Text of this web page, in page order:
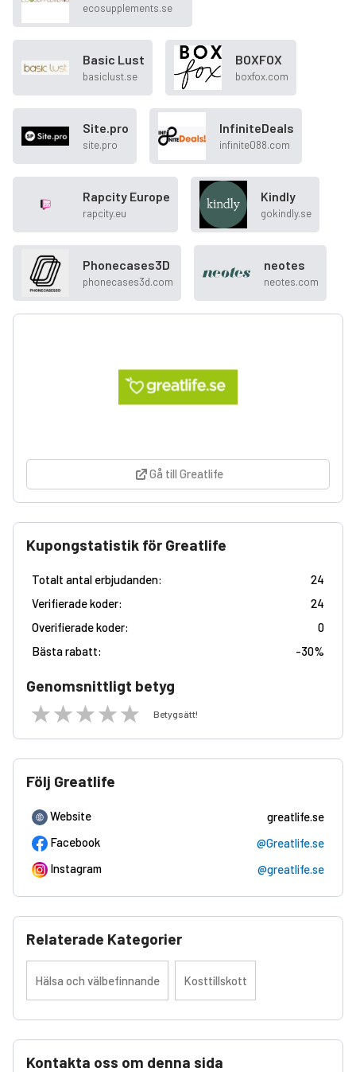
ecosupplements.se
Basic Lust
basiclust.se
BOXFOX
boxfox.com
Site.pro
site.pro
InfiniteDeals
infinite088.com
Rapcity Europe
rapcity.eu
Kindly
gokindly.se
Phonecases3D
phonecases3d.com
neotes
neotes.com
Gå till Greatlife
Kupongstatistik för Greatlife
Totalt antal erbjudanden:
24
Verifierade koder:
24
Overifierade koder:
0
Bästa rabatt:
-30%
Genomsnittligt betyg
Betygsätt!
Följ Greatlife
Website
greatlife.se
Facebook
@Greatlife.se
Instagram
@greatlife.se
Relaterade Kategorier
Hälsa och välbefinnande Kosttillskott
Kontakta oss om denna sida